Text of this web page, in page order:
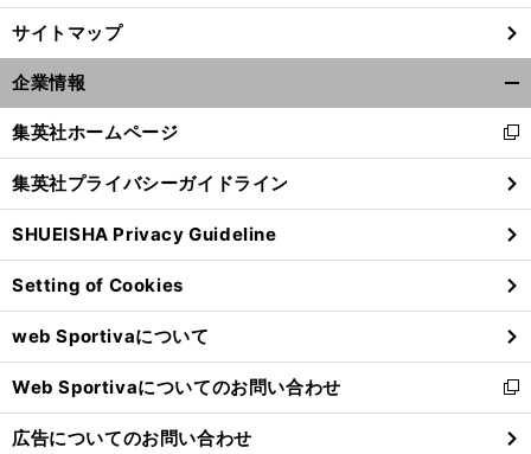
サイトマップ
企業情報
閉
る
集英社ホームページ
新
し
い
ウ
ィ
ン
ド
ウ
で
開
く
集英社プライバシーガイドライン
SHUEISHA Privacy Guideline
Setting of Cookies
web Sportivaについて
Web Sportivaについてのお問い合わせ
新
し
い
広告についてのお問い合わせ